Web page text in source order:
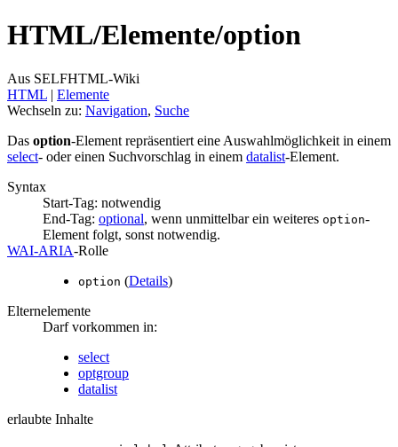
HTML/Elemente/option
Aus SELFHTML-Wiki
HTML ‎ | Elemente
Wechseln zu: Navigation, Suche
Das option-Element repräsentiert eine Auswahlmöglichkeit in einem
select- oder einen Suchvorschlag in einem datalist-Element.
Syntax
Start-Tag: notwendig
End-Tag: optional, wenn unmittelbar ein weiteres option-
Element folgt, sonst notwendig.
WAI‑ARIA‑Rolle
option (Details)
Elternelemente
Darf vorkommen in:
select
optgroup
datalist
erlaubte Inhalte